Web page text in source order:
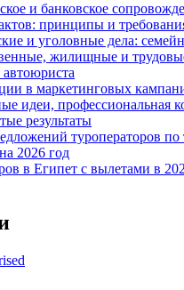
и банковское
принципы и
и уголовные дела:
жилищные и
автоюриста
в маркетинговых
идеи, профессиональная
результаты
туроператоров по
2026 год
в Египет с вылетами в